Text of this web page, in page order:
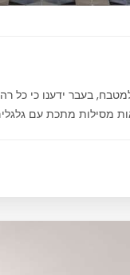
בעבר ידענו כי כל
מתכת עם